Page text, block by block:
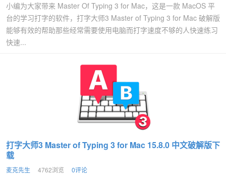
小编为大家带来 Master Of Typing 3 for Mac，这是一款 MacOS 平
台的学习打字的软件，打字大师3 Master of Typing 3 for Mac 破解版
能够有效的帮助那些经常需要使用电脑而打字速度不够的人快速练习
快速...
打字大师3 Master of Typing 3 for Mac 15.8.0 中文破解版下
载
麦克先生 4762浏览 0评论